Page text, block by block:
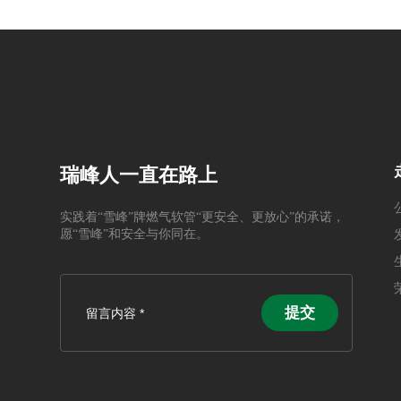
瑞峰人一直在路上
实践着“雪峰”牌燃气软管“更安全、更放心”的承诺，
愿“雪峰”和安全与你同在。
提交